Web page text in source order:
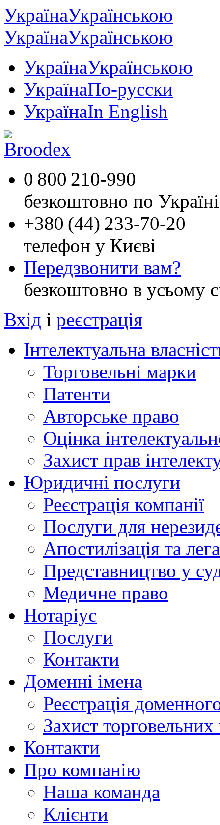
УкраїнаУкраїнською
УкраїнаУкраїнською
УкраїнаУкраїнською
УкраїнаПо-русски
УкраїнаIn English
0 800 210-990
безкоштовно по Україні
+380 (44) 233-70-20
телефон у Києві
Передзвонити вам?
безкоштовно в усьому
Вхід і реєстрація
Інтелектуальна
Торговельні марки
Патенти
Авторське право
Оцінка
Захист прав
Юридичні послуги
Реєстрація компанії
Послуги для
Апостилізація та
Представництво у
Медичне право
Нотаріус
Послуги
Контакти
Доменні імена
Реєстрація
Захист
Контакти
Про компанію
Наша команда
Клієнти